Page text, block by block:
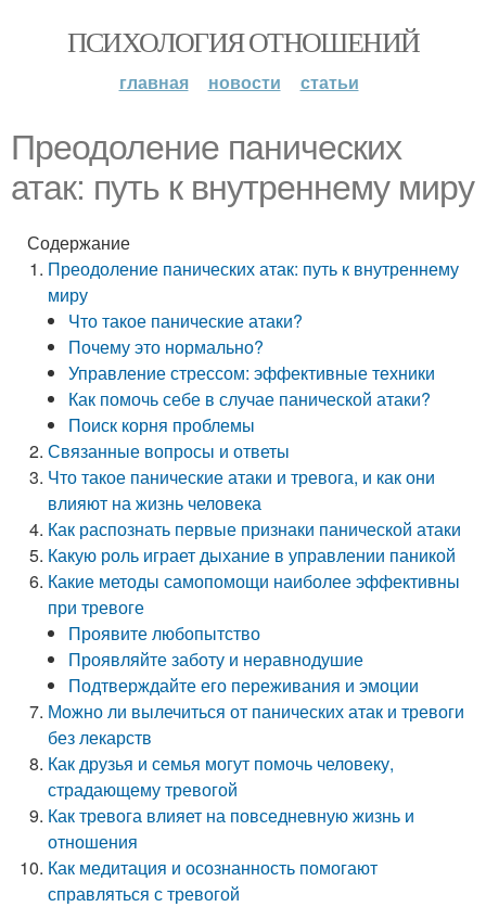
ПСИХОЛОГИЯ ОТНОШЕНИЙ
главная новости статьи
Преодоление панических
атак: путь к внутреннему миру
Содержание
Преодоление панических атак: путь к внутреннему
миру
Что такое панические атаки?
Почему это нормально?
Управление стрессом: эффективные техники
Как помочь себе в случае панической атаки?
Поиск корня проблемы
Связанные вопросы и ответы
Что такое панические атаки и тревога, и как они
влияют на жизнь человека
Как распознать первые признаки панической атаки
Какую роль играет дыхание в управлении паникой
Какие методы самопомощи наиболее эффективны
при тревоге
Проявите любопытство
Проявляйте заботу и неравнодушие
Подтверждайте его переживания и эмоции
Можно ли вылечиться от панических атак и тревоги
без лекарств
Как друзья и семья могут помочь человеку,
страдающему тревогой
Как тревога влияет на повседневную жизнь и
отношения
Как медитация и осознанность помогают
справляться с тревогой